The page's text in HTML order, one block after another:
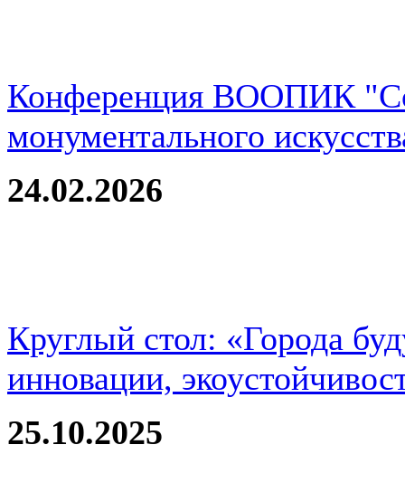
Конференция ВООПИК
монументального
24.02.2026
Круглый стол: «Города
инновации,
25.10.2025